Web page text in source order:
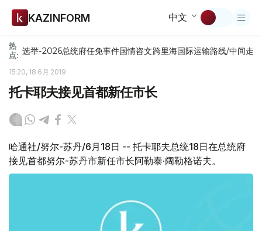
KAZINFORM 中文
热
点: 选举-2026总统府任免事件国情咨文跨里海国际运输路线/中间走廊
15:20, 18 6月 2019
托卡耶夫接见首都新任市长
哈通社/努尔-苏丹/6月18日 -- 托卡耶夫总统18日在总统府
接见首都努尔-苏丹市新任市长阿勒泰·阔勒格诺夫。